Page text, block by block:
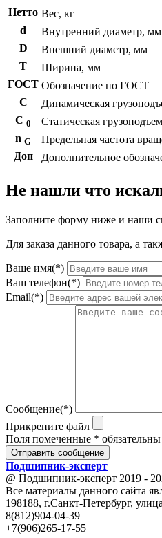
Нетто Вес, кг
d
Внутренний диаметр, мм
D
Внешний диаметр, мм
T
Ширина, мм
ГОСТ Обозначение по ГОСТ
C
Динамическая
С 0 Статическая
n G Предельная частота
Доп
Дополнительное
Не нашли что
Заполните форму ниже и наши
Для заказа данного товара, а
Ваше имя(*)
Ваш телефон(*)
Email(*)
Сообщение(*)
Прикрепите файл
Поля помеченные * обязательны
Отправить сообщение
Подшипник-эксперт
@ Подшипник-эксперт 2019 -
Все материалы данного сайта
198188, г.Санкт-Петербург,
8(812)904-04-39
+7(906)265-17-55